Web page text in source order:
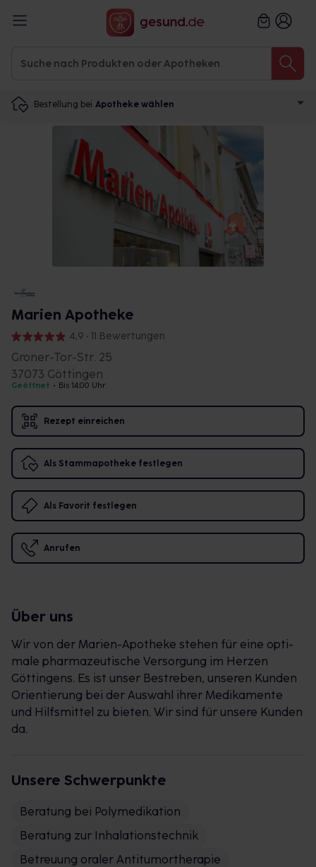
Bestellung bei Apotheke wählen
Marien Apotheke
4,9 • 11 Bewertungen
Groner-Tor-Str. 25
37073 Göttingen
Geöffnet • Bis 14:00 Uhr
Rezept einreichen
Als Stammapotheke festlegen
Als Favorit festlegen
Anrufen
Über uns
Wir von der Ma­ri­en-Apo­the­ke ste­hen für ei­ne op­ti­
male phar­mazeutis­che Ver­sorgung im Her­zen
Göttin­gens. Es ist un­ser Be­streben, un­seren Kun­den
Ori­en­tierung bei der Aus­wahl ih­rer Medika­mente
und Hil­f­s­mit­tel zu bi­eten. Wir sind für unsere Kunden
da.
Unsere Schwerpunkte
Beratung bei Polymedikation
Beratung zur Inhalationstechnik
Betreuung oraler Antitumortherapie